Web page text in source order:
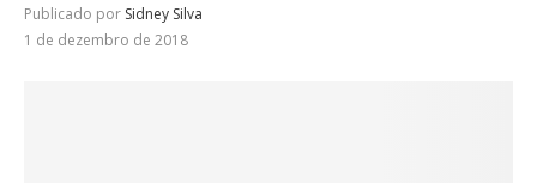
Publicado por Sidney Silva
1 de dezembro de 2018